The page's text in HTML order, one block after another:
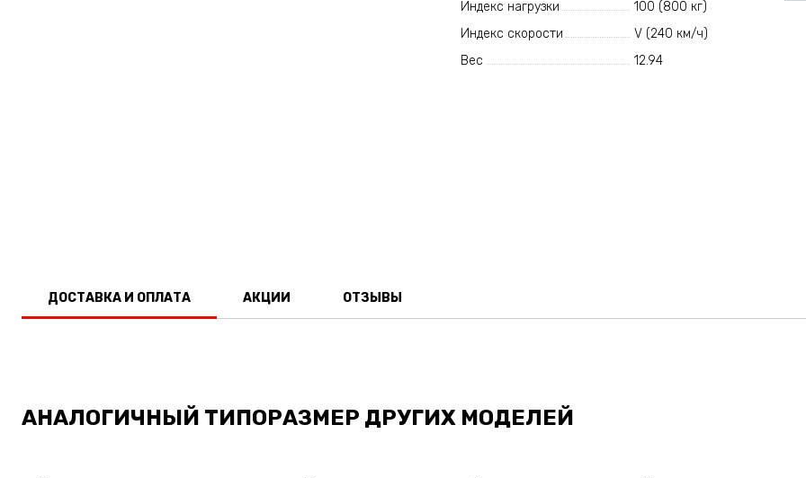
Индекс нагрузки
100 (800 кг)
Индекс скорости
V (240 км/ч)
Вес
12.94
ДОСТАВКА И ОПЛАТА АКЦИИ ОТЗЫВЫ
АНАЛОГИЧНЫЙ ТИПОРАЗМЕР ДРУГИХ МОДЕЛЕЙ